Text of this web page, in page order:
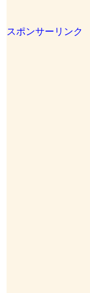
スポンサーリンク